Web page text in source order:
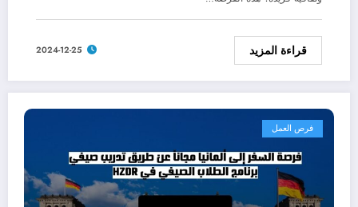
قراءة المزيد 2024-12-25
فرص العمل